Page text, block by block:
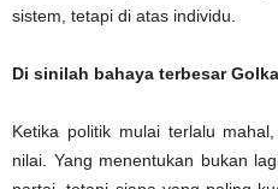
sistem, tetapi di atas individu.
Di sinilah bahaya terbesar
Ketika politik mulai terlalu
nilai. Yang menentukan bukan